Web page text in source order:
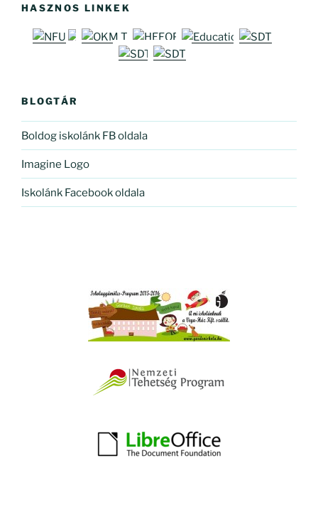
HASZNOS LINKEK
BLOGTÁR
Boldog iskolánk FB oldala
Imagine Logo
Iskolánk Facebook oldala